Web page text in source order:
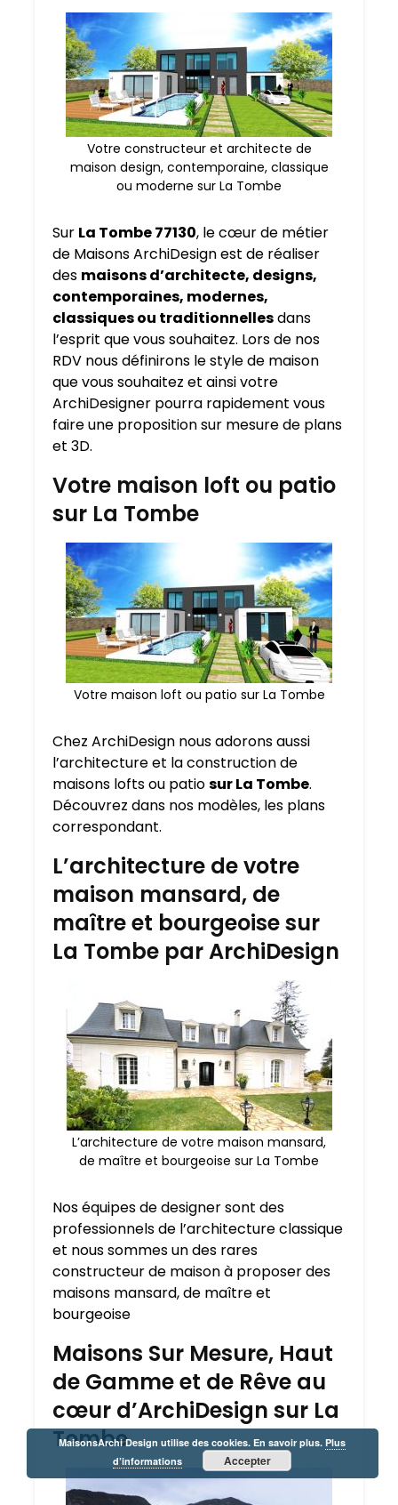
Votre constructeur et architecte de
maison design, contemporaine, classique
ou moderne sur La Tombe
Sur La Tombe 77130, le cœur de métier
de Maisons ArchiDesign est de réaliser
des maisons d’architecte, designs,
contemporaines, modernes,
classiques ou traditionnellesdans
l’esprit que vous souhaitez. Lors de nos
RDV nous définirons le style de maison
que vous souhaitez et ainsi votre
ArchiDesigner pourra rapidement vous
faire une proposition sur mesure de plans
et 3D.
Votre maison loft ou patio
sur La Tombe
Votre maison loft ou patio sur La Tombe
Chez ArchiDesign nous adorons aussi
l’architecture et la construction de
maisons lofts ou patiosur La Tombe.
Découvrez dans nos modèles, les plans
correspondant.
L’architecture de votre
maison mansard, de
maître et bourgeoise sur
La Tombe par ArchiDesign
L’architecture de votre maison mansard,
de maître et bourgeoise sur La Tombe
Nos équipes de designer sont des
professionnels de l’architecture classique
et nous sommes un des rares
constructeur de maison à proposer des
maisons mansard, de maître et
bourgeoise
Maisons Sur Mesure, Haut
de Gamme et de Rêve au
cœur d’ArchiDesign sur La
Tombe
MaisonsArchi Design utilise des cookies. En savoir plus.Plus
d’informations
Accepter